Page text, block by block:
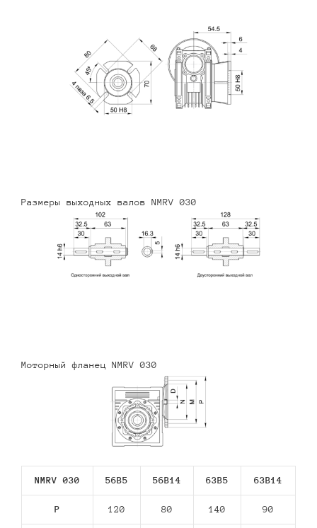
Размеры выходных валов NMRV 030
Моторный фланец NMRV 030
NMRV 030 56В5 56В14 63В5 63В14
P 120 80 140 90